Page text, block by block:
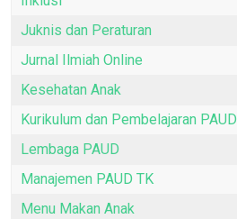
Juknis dan Peraturan
Jurnal Ilmiah Online
Kesehatan Anak
Kurikulum dan Pembelajaran PAUD
Lembaga PAUD
Manajemen PAUD TK
Menu Makan Anak